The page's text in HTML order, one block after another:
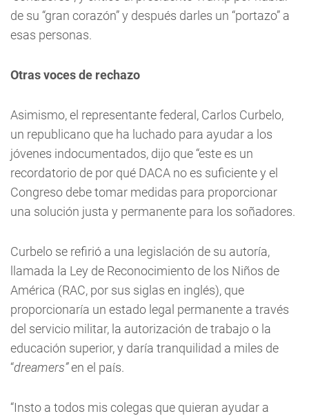
de su “gran corazón” y después darles un “portazo” a
esas personas.
Otras voces de rechazo
Asimismo, el representante federal, Carlos Curbelo,
un republicano que ha luchado para ayudar a los
jóvenes indocumentados, dijo que “este es un
recordatorio de por qué DACA no es suficiente y el
Congreso debe tomar medidas para proporcionar
una solución justa y permanente para los soñadores.
Curbelo se refirió a una legislación de su autoría,
llamada la Ley de Reconocimiento de los Niños de
América (RAC, por sus siglas en inglés), que
proporcionaría un estado legal permanente a través
del servicio militar, la autorización de trabajo o la
educación superior, y daría tranquilidad a miles de
“dreamers”en el país.
“Insto a todos mis colegas que quieran ayudar a